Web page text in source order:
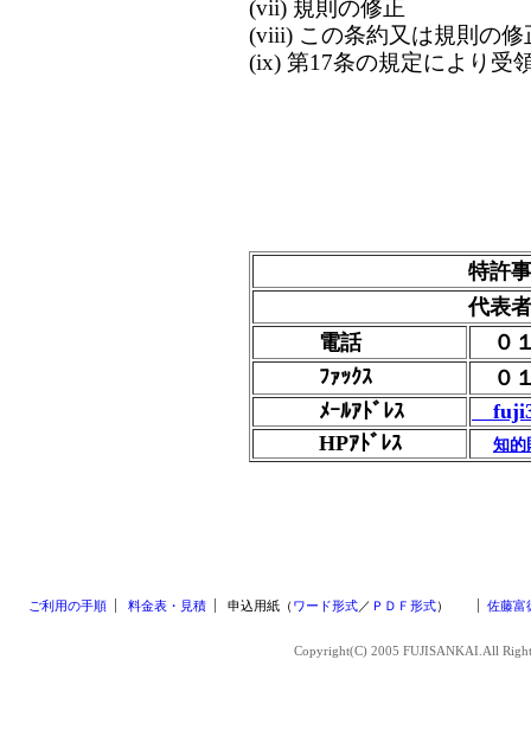
(vii) 規則の修正
(viii) この条約又は規則の
(ix) 第17条の規定により受
特許事務所
代表者 弁理士
電話
０
ﾌｧｯｸｽ
０
ﾒｰﾙｱﾄﾞﾚｽ
HPｱﾄﾞﾚｽ
知的
ご利用の手順 料金表・見積 申込用紙（ワード形式／ ＰＤＦ形式） 佐藤富
Copyright(C) 2005 FUJISANKAI.All